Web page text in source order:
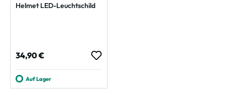
Helmet LED-Leuchtschild
Regulärer Preis:
34,90 €
Auf Lager